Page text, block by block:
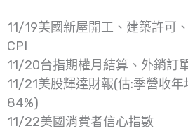
11/19美國新屋開工、建築許可
CPI
11/20台指期權月結算、外銷訂
11/21美股輝達財報(估:季營收
84%)
11/22美國消費者信心指數